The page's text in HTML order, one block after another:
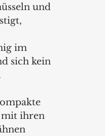
und
im
sich kein
mit ihren